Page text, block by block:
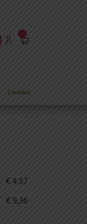
Contact
€4,57
€ 9,36